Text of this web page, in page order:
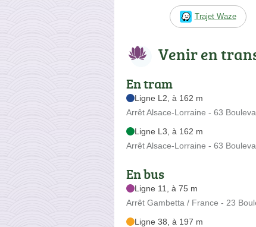
Trajet Waze
Venir en
En tram
Ligne L2, à 162 m
Arrêt Alsace-Lorraine - 63
Ligne L3, à 162 m
Arrêt Alsace-Lorraine - 63
En bus
Ligne 11, à 75 m
Arrêt Gambetta / France - 23
Ligne 38, à 197 m